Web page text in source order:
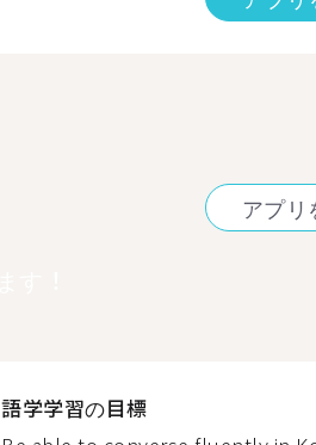
アプリ
語学学習の目標